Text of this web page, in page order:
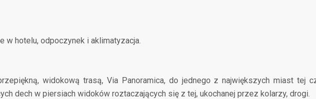
w hotelu, odpoczynek i aklimatyzacja.
widokową trasą, Via Panoramica, do jednego z największych miast tej
dech w piersiach widoków roztaczających się z tej, ukochanej przez kolarzy, drogi.